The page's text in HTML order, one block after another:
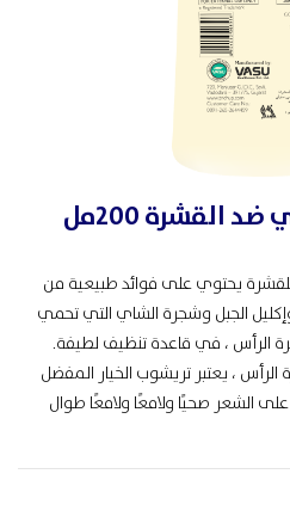
200مل
يحتوي على فوائد طبيعية من
الجبل وشجرة الشاي التي تحمي
الرأس ، في قاعدة تنظيف لطيفة.
، يعتبر تريشوب الخيار المفضل
على الشعر صحيًا ولامعًا ولامعًا طوال